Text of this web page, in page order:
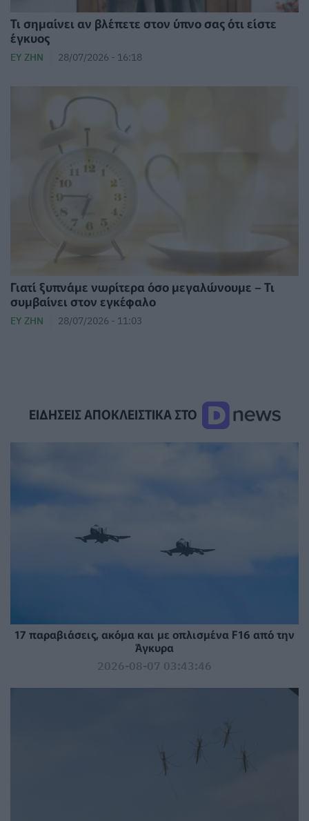
Τι σημαίνει αν βλέπετε στον ύπνο σας ότι είστε
έγκυος
ΕΥ ΖΗΝ 28/07/2026 - 16:18
Γιατί ξυπνάμε νωρίτερα όσο μεγαλώνουμε – Τι
συμβαίνει στον εγκέφαλο
ΕΥ ΖΗΝ 28/07/2026 - 11:03
ΕΙΔΗΣΕΙΣ ΑΠΟΚΛΕΙΣΤΙΚΑ ΣΤΟ
17 παραβιάσεις, ακόμα και με οπλισμένα F16 από την
Άγκυρα
2026-08-07 03:43:46